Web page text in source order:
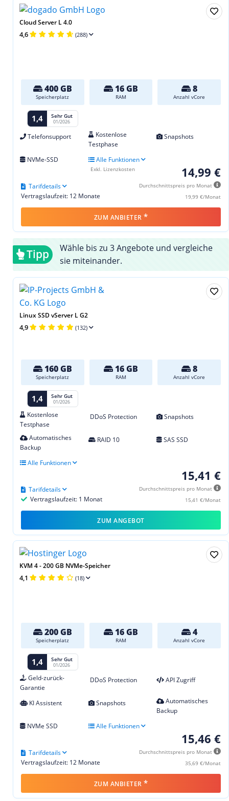
Cloud Server L 4.0
4,6 (288)
400 GB
Speicherplatz
16 GB
RAM
8
Anzahl vCore
1,4 Sehr Gut
01/2026
Telefonsupport
Kostenlose
Testphase
Snapshots
NVMe-SSD Alle Funktionen
14,99 €
Durchschnittspreis pro Monat
19,99 €/Monat
Vertragslaufzeit: 12 Monate
Tarifdetails
Exkl. Lizenzkosten
ZUM ANBIETER *
Tipp
Wähle bis zu 3 Angebote und vergleiche
sie miteinander.
Linux SSD vServer L G2
4,9 (132)
160 GB
Speicherplatz
16 GB
RAM
8
Anzahl vCore
1,4 Sehr Gut
01/2026
Kostenlose
Testphase
DDoS Protection Snapshots
Automatisches
Backup
RAID 10 SAS SSD
Alle Funktionen
15,41 €
Durchschnittspreis pro Monat
15,41 €/Monat
Vertragslaufzeit: 1 Monat
Tarifdetails
ZUM ANGEBOT
KVM 4 - 200 GB NVMe-Speicher
4,1 (18)
200 GB
Speicherplatz
16 GB
RAM
4
Anzahl vCore
1,4 Sehr Gut
01/2026
Geld-zurück-
Garantie
DDoS Protection API Zugriff
KI Assistent Snapshots
Automatisches
Backup
NVMe SSD
Alle Funktionen
15,46 €
Durchschnittspreis pro Monat
35,69 €/Monat
Vertragslaufzeit: 12 Monate
Tarifdetails
ZUM ANBIETER *